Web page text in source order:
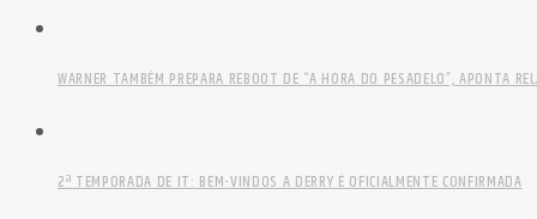
WARNER TAMBÉM PREPARA REBOOT DE “A HORA DO PESADELO”, APONTA
2ª TEMPORADA DE IT: BEM-VINDOS A DERRY É OFICIALMENTE CONFIRMADA